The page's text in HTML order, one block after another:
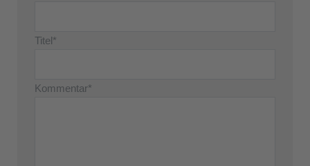
Titel*
Kommentar*